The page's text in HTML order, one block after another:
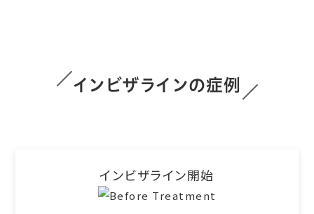
インビザラインの症例
インビザライン開始